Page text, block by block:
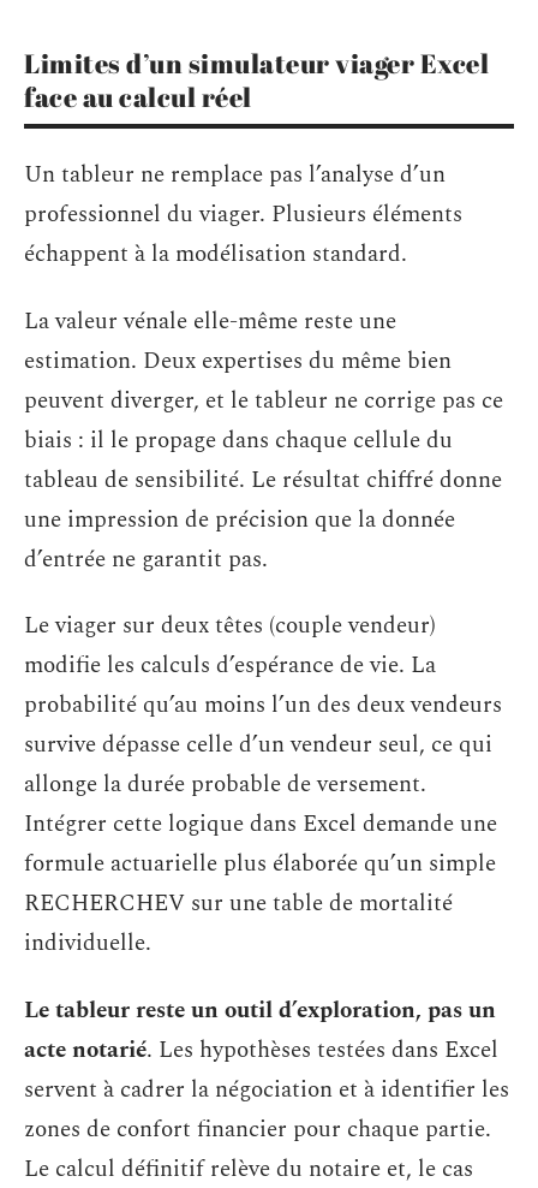
Limites d’un simulateur viager Excel
face au calcul réel
Un tableur ne remplace pas l’analyse d’un
professionnel du viager. Plusieurs éléments
échappent à la modélisation standard.
La valeur vénale elle-même reste une
estimation. Deux expertises du même bien
peuvent diverger, et le tableur ne corrige pas ce
biais : il le propage dans chaque cellule du
tableau de sensibilité. Le résultat chiffré donne
une impression de précision que la donnée
d’entrée ne garantit pas.
Le viager sur deux têtes (couple vendeur)
modifie les calculs d’espérance de vie. La
probabilité qu’au moins l’un des deux vendeurs
survive dépasse celle d’un vendeur seul, ce qui
allonge la durée probable de versement.
Intégrer cette logique dans Excel demande une
formule actuarielle plus élaborée qu’un simple
RECHERCHEV sur une table de mortalité
individuelle.
Le tableur reste un outil d’exploration, pas un
acte notarié. Les hypothèses testées dans Excel
servent à cadrer la négociation et à identifier les
zones de confort financier pour chaque partie.
Le calcul définitif relève du notaire et, le cas